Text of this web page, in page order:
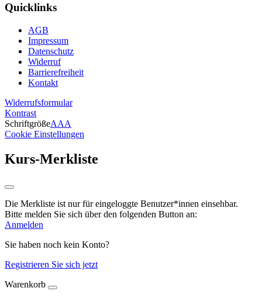
Quicklinks
AGB
Impressum
Datenschutz
Widerruf
Barrierefreiheit
Kontakt
Widerrufsformular
Kontrast
SchriftgrößeAAA
Cookie Einstellungen
Kurs-Merkliste
Die Merkliste ist nur für eingeloggte Benutzer*innen einsehbar.
Bitte melden Sie sich über den folgenden Button an:
Anmelden
Sie haben noch kein Konto?
Registrieren Sie sich jetzt
Warenkorb